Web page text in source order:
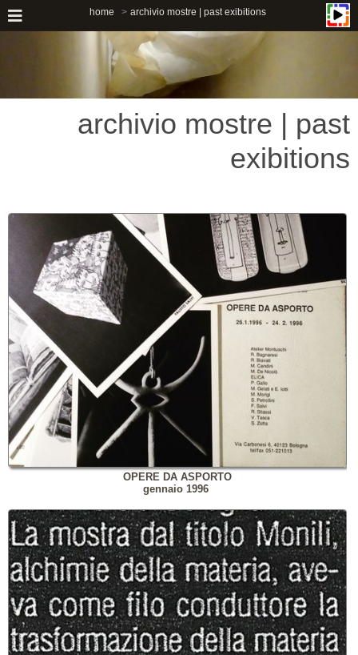
home archivio mostre | past exibitions
archivio mostre | past
exibitions
OPERE DA ASPORTO
gennaio 1996